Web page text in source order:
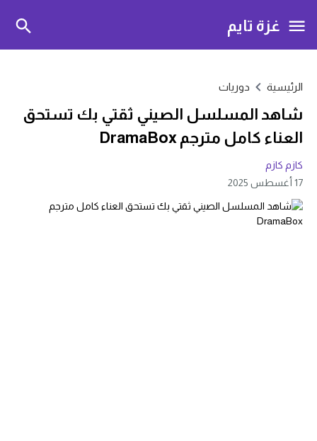
غزة تايم
الرئيسية دوريات
شاهد المسلسل الصيني ثقتي بك تستحق
العناء كامل مترجم DramaBox
كازم كازم
17 أغسطس 2025